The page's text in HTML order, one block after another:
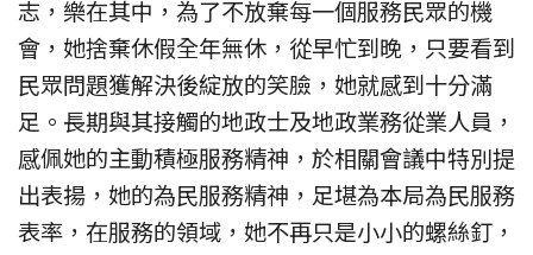
志，樂在其中，為了不放棄每一個服務民眾的機
會，她捨棄休假全年無休，從早忙到晚，只要看到
民眾問題獲解決後綻放的笑臉，她就感到十分滿
足。長期與其接觸的地政士及地政業務從業人員，
感佩她的主動積極服務精神，於相關會議中特別提
出表揚，她的為民服務精神，足堪為本局為民服務
表率，在服務的領域，她不再只是小小的螺絲釘，